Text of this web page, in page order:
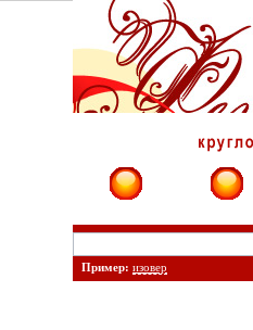
Пример: изовер